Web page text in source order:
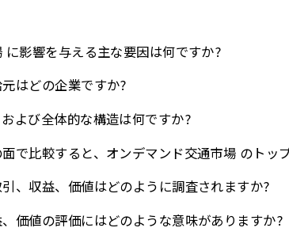
影響を与える主な要因は何ですか?
はどの企業ですか?
よび全体的な構造は何ですか?
で比較すると、オンデマンド交通市場 のトッ
、収益、価値はどのように調査されますか?
価値の評価にはどのような意味がありますか?